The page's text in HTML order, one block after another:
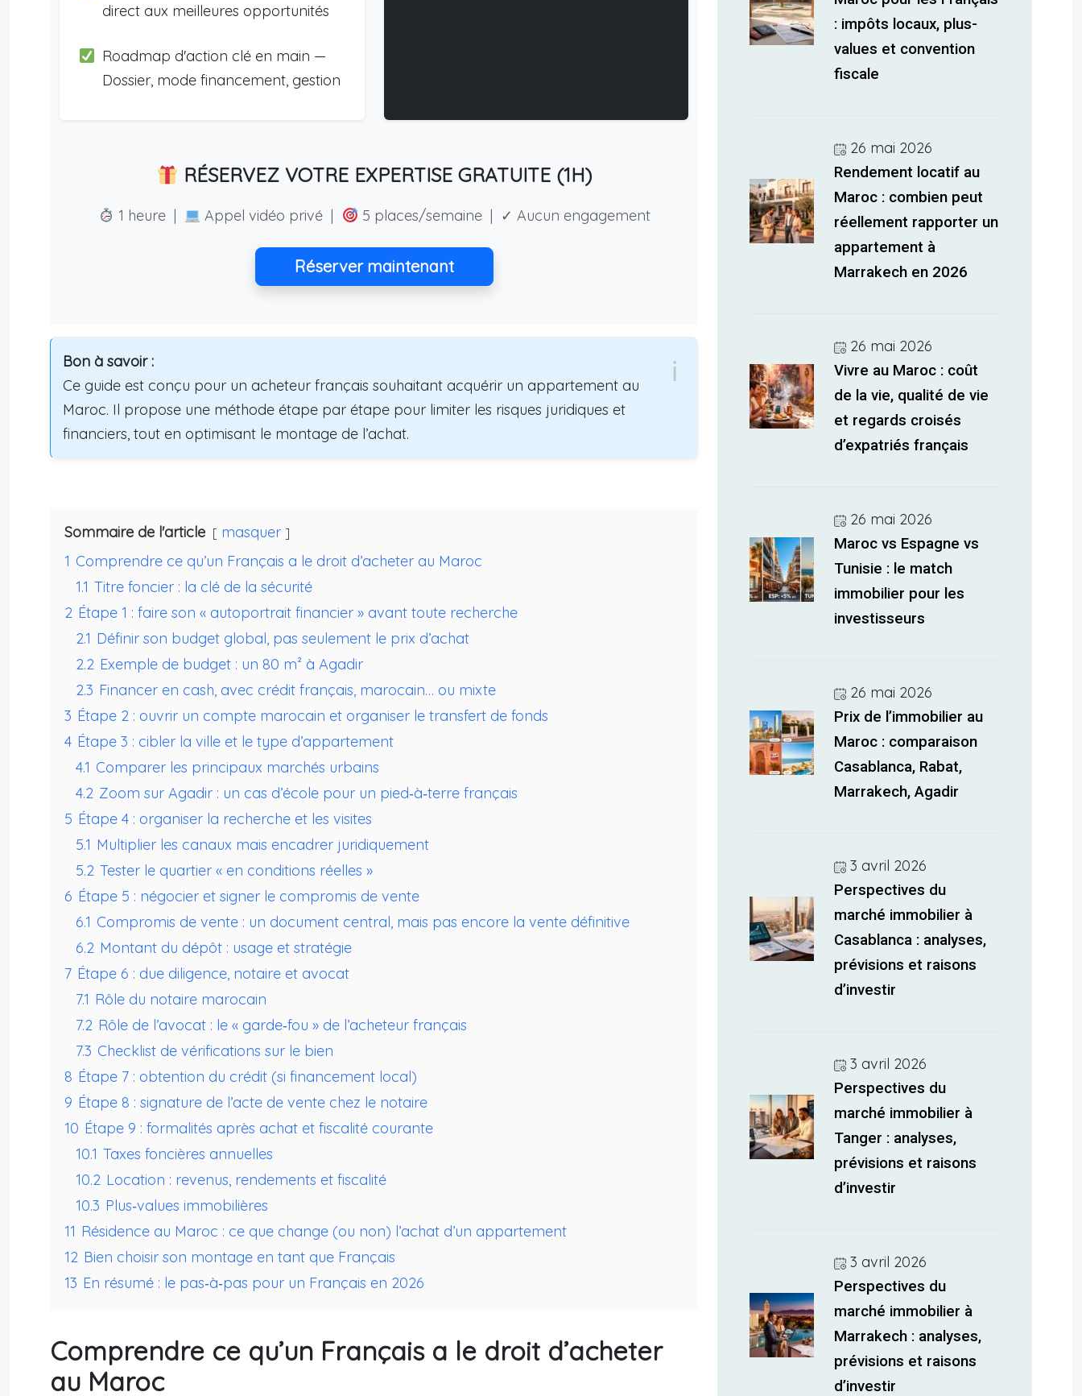
direct aux meilleures opportunités
Roadmap d'action clé en main —
Dossier, mode financement, gestion
RÉSERVEZ VOTRE EXPERTISE GRATUITE (1H)
1 heure | Appel vidéo privé | 5 places/semaine | ✓ Aucun engagement
Réserver maintenant
Bon à savoir :
Ce guide est conçu pour un acheteur français souhaitant acquérir un appartement au
Maroc. Il propose une méthode étape par étape pour limiter les risques juridiques et
financiers, tout en optimisant le montage de l’achat.
Sommaire de l'article
masquer
1 Comprendre ce qu’un Français a le droit d’acheter au Maroc
1.1 Titre foncier : la clé de la sécurité
2 Étape 1 : faire son « autoportrait financier » avant toute recherche
2.1 Définir son budget global, pas seulement le prix d’achat
2.2 Exemple de budget : un 80 m² à Agadir
2.3 Financer en cash, avec crédit français, marocain… ou mixte
3 Étape 2 : ouvrir un compte marocain et organiser le transfert de fonds
4 Étape 3 : cibler la ville et le type d’appartement
4.1 Comparer les principaux marchés urbains
4.2 Zoom sur Agadir : un cas d’école pour un pied‑à‑terre français
5 Étape 4 : organiser la recherche et les visites
5.1 Multiplier les canaux mais encadrer juridiquement
5.2 Tester le quartier « en conditions réelles »
6 Étape 5 : négocier et signer le compromis de vente
6.1 Compromis de vente : un document central, mais pas encore la vente définitive
6.2 Montant du dépôt : usage et stratégie
7 Étape 6 : due diligence, notaire et avocat
7.1 Rôle du notaire marocain
7.2 Rôle de l’avocat : le « garde‑fou » de l’acheteur français
7.3 Checklist de vérifications sur le bien
8 Étape 7 : obtention du crédit (si financement local)
9 Étape 8 : signature de l’acte de vente chez le notaire
10 Étape 9 : formalités après achat et fiscalité courante
10.1 Taxes foncières annuelles
10.2 Location : revenus, rendements et fiscalité
10.3 Plus‑values immobilières
11 Résidence au Maroc : ce que change (ou non) l’achat d’un appartement
12 Bien choisir son montage en tant que Français
13 En résumé : le pas‑à‑pas pour un Français en 2026
Comprendre ce qu’un Français a le droit d’acheter
au Maroc
: impôts locaux, plus-
values et convention
fiscale
26 mai 2026
Rendement locatif au
Maroc : combien peut
réellement rapporter un
appartement à
Marrakech en 2026
26 mai 2026
Vivre au Maroc : coût
de la vie, qualité de vie
et regards croisés
d’expatriés français
26 mai 2026
Maroc vs Espagne vs
Tunisie : le match
immobilier pour les
investisseurs
26 mai 2026
Prix de l’immobilier au
Maroc : comparaison
Casablanca, Rabat,
Marrakech, Agadir
3 avril 2026
Perspectives du
marché immobilier à
Casablanca : analyses,
prévisions et raisons
d’investir
3 avril 2026
Perspectives du
marché immobilier à
Tanger : analyses,
prévisions et raisons
d’investir
3 avril 2026
Perspectives du
marché immobilier à
Marrakech : analyses,
prévisions et raisons
d’investir